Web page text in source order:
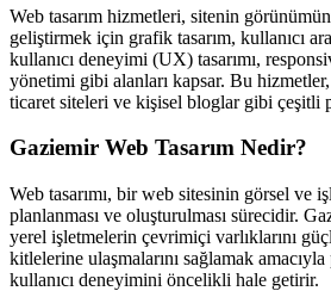
Web tasarım hizmetleri, sitenin
geliştirmek için grafik tasarım, kullanıcı
kullanıcı deneyimi (UX) tasarımı,
yönetimi gibi alanları kapsar. Bu
ticaret siteleri ve kişisel bloglar gibi çeşitli
Gaziemir Web Tasarım Nedir?
Web tasarımı, bir web sitesinin görsel ve
planlanması ve oluşturulması sürecidir.
yerel işletmelerin çevrimiçi varlıklarını
kitlelerine ulaşmalarını sağlamak
kullanıcı deneyimini öncelikli hale getirir.